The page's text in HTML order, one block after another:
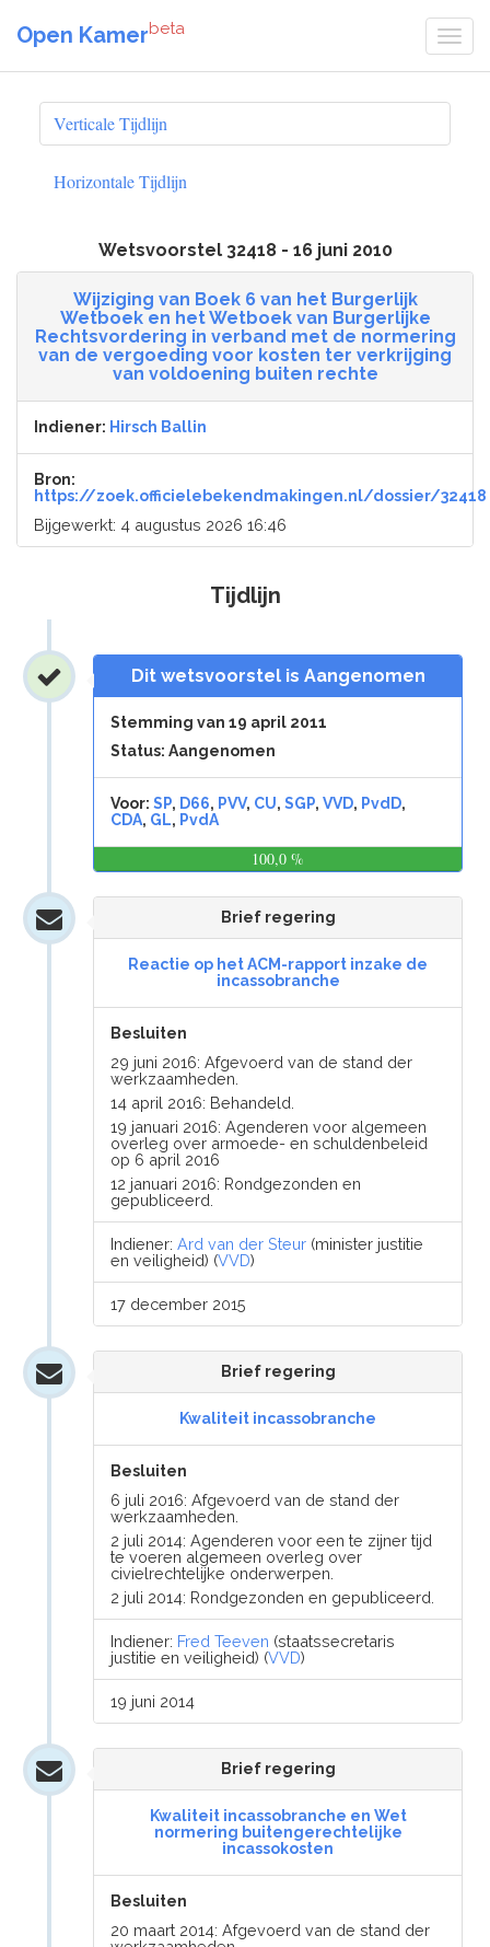
Open Kamerbeta
Verticale Tijdlijn
Horizontale Tijdlijn
Wetsvoorstel 32418 - 16 juni 2010
Wijziging van Boek 6 van het Burgerlijk
Wetboek en het Wetboek van Burgerlijke
Rechtsvordering in verband met de normering
van de vergoeding voor kosten ter verkrijging
van voldoening buiten rechte
Indiener: Hirsch Ballin
Bron:
https://zoek.officielebekendmakingen.nl/dossier/32418
Bijgewerkt: 4 augustus 2026 16:46
Tijdlijn
Dit wetsvoorstel is Aangenomen
Stemming van 19 april 2011
Status: Aangenomen
Voor: SP, D66, PVV, CU,SGP,VVD, PvdD,
CDA, GL, PvdA
100,0 %
Brief regering
Reactie op het ACM-rapport inzake de
incassobranche
Besluiten
29 juni 2016: Afgevoerd van de stand der
werkzaamheden.
14 april 2016: Behandeld.
19 januari 2016: Agenderen voor algemeen
overleg over armoede- en schuldenbeleid
op 6 april 2016
12 januari 2016: Rondgezonden en
gepubliceerd.
Indiener:Ard van der Steur (minister justitie
en veiligheid) (VVD)
17 december 2015
Brief regering
Kwaliteit incassobranche
Besluiten
6 juli 2016: Afgevoerd van de stand der
werkzaamheden.
2 juli 2014: Agenderen voor een te zijner tijd
te voeren algemeen overleg over
civielrechtelijke onderwerpen.
2 juli 2014: Rondgezonden en gepubliceerd.
Indiener: Fred Teeven (staatssecretaris
justitie en veiligheid) (VVD)
19 juni 2014
Brief regering
Kwaliteit incassobranche en Wet
normering buitengerechtelijke
incassokosten
Besluiten
20 maart 2014: Afgevoerd van de stand der